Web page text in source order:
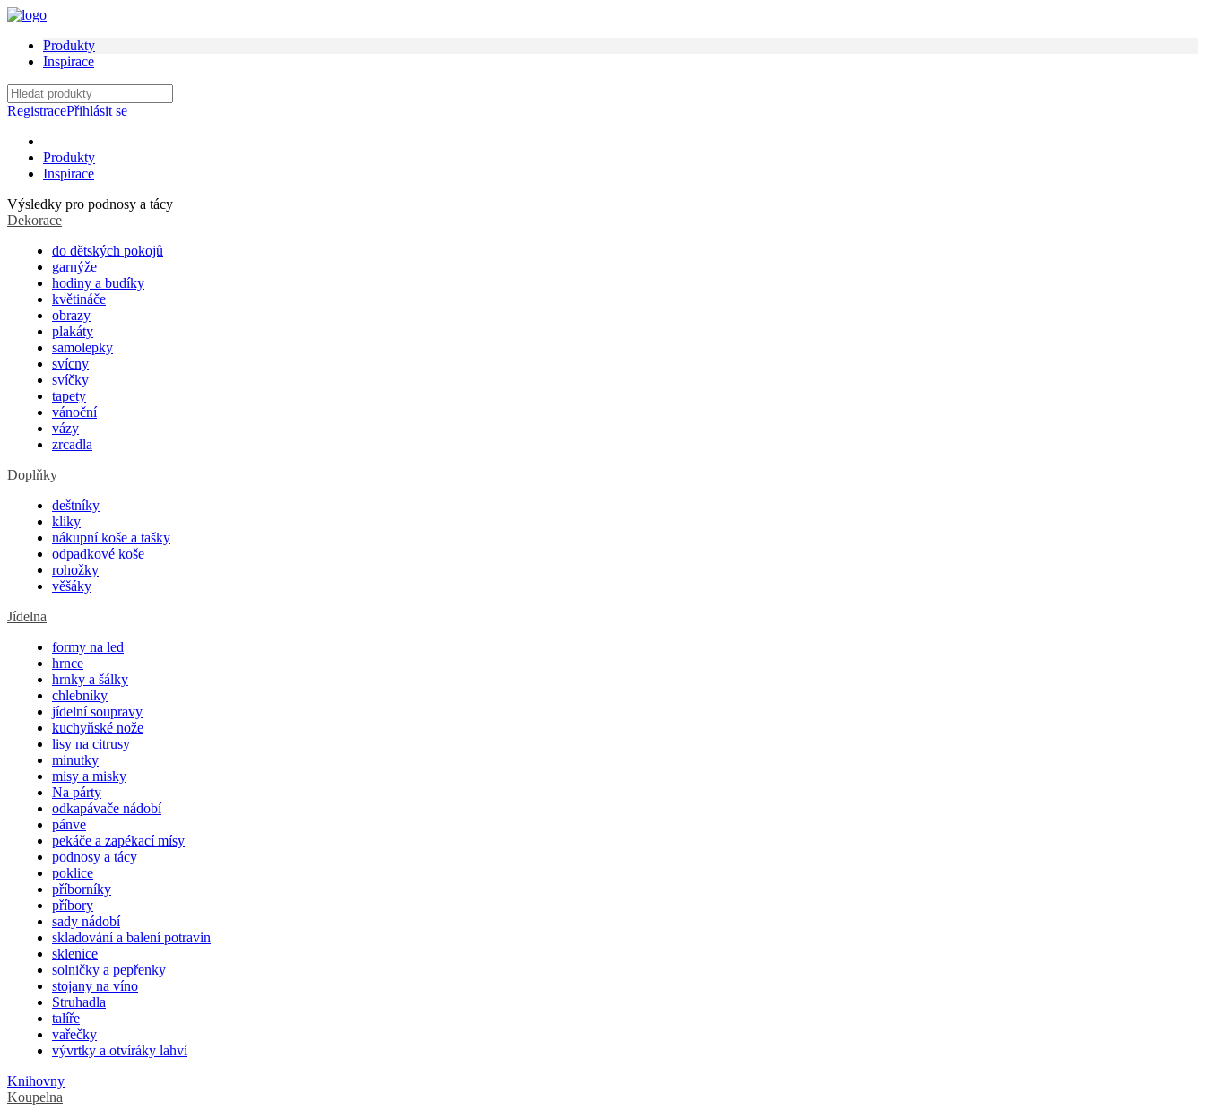
Produkty
Inspirace
RegistracePřihlásit se
Produkty
Inspirace
Výsledky pro podnosy a tácy
Dekorace
do dětských pokojů
garnýže
hodiny a budíky
květináče
obrazy
plakáty
samolepky
svícny
svíčky
tapety
vánoční
vázy
zrcadla
Doplňky
deštníky
kliky
nákupní koše a tašky
odpadkové koše
rohožky
věšáky
Jídelna
formy na led
hrnce
hrnky a šálky
chlebníky
jídelní soupravy
kuchyňské nože
lisy na citrusy
minutky
misy a misky
Na párty
odkapávače nádobí
pánve
pekáče a zapékací mísy
podnosy a tácy
poklice
příborníky
příbory
sady nádobí
skladování a balení potravin
sklenice
solničky a pepřenky
stojany na víno
Struhadla
talíře
vařečky
vývrtky a otvíráky lahví
Knihovny
Koupelna